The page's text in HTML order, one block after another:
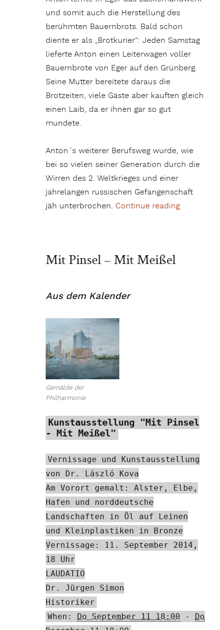
und somit auch die Herstellung des
berühmten Bauernbrots. Bald schon
diente er als „Brotkurier“: Jeden Samstag
lieferte Anton einen Leiterwagen voller
Bauernbrote von Eger auf den Grünberg.
Seine Mutter bereitete daraus die
Brotzeiten, viele Gäste aber kauften gleich
einen Laib, da er ihnen gar so gut
mundete.
Anton´s weiterer Berufsweg wurde, wie
bei so vielen seiner Generation durch die
Wirren des 2. Weltkrieges und einer
jahrelangen russischen Gefangenschaft
jäh unterbrochen. Continue reading„Anton`s
Mit Pinsel – Mit Meißel
Aus dem Kalender
Gemälde der
Philharmonie
Kunstausstellung "Mit Pinsel
- Mit Meißel"
Vernissage und Kunstausstellung
von Dr. László Kova
Am Vorort gemalt: Alster, Elbe,
Hafen und norddeutsche
Landschaften in Öl auf Leinen
und Kleinplastiken in Bronze
Vernissage: 11. September 2014,
18 Uhr
LAUDATIO
Dr. Jürgen Simon
Historiker
When:
Do September 11 18:00 -
Do